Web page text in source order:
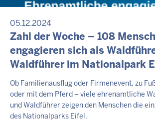
05.12.2024
Zahl der Woche – 108
engagieren sich als
Waldführer im Nationalpark
Ob Familienausflug oder Firmenevent, zu
oder mit dem Pferd – viele ehrenamtliche
und Waldführer zeigen den Menschen die
des Nationalparks Eifel.